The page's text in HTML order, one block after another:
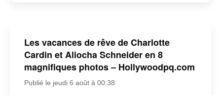
Les vacances de rêve de Charlotte
Cardin et Aliocha Schneider en 8
magnifiques photos – Hollywoodpq.com
Publié le jeudi 6 août à 00:38